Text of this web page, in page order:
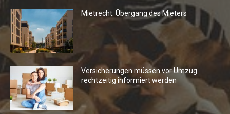
Mietrecht: Übergang des Mieters
Versicherungen müssen vor Umzug
rechtzeitig informiert werden